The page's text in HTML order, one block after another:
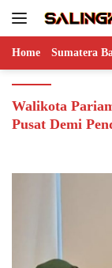
Home Sumatera
Walikota
Pusat Demi